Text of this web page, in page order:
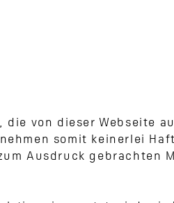
von dieser Webseite
somit keinerlei
Ausdruck gebrachten